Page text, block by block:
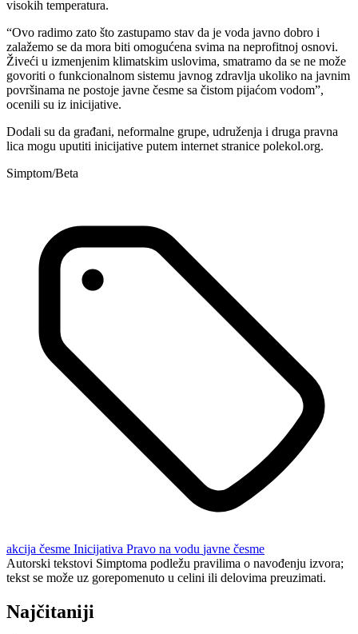
visokih temperatura.
“Ovo radimo zato što zastupamo stav da je voda javno dobro i
zalažemo se da mora biti omogućena svima na neprofitnoj osnovi.
Živeći u izmenjenim klimatskim uslovima, smatramo da se ne može
govoriti o funkcionalnom sistemu javnog zdravlja ukoliko na javnim
površinama ne postoje javne česme sa čistom pijaćom vodom”,
ocenili su iz inicijative.
Dodali su da građani, neformalne grupe, udruženja i druga pravna
lica mogu uputiti inicijative putem internet stranice polekol.org.
Simptom/Beta
akcija česme Inicijativa Pravo na vodu javne česme
Autorski tekstovi Simptoma podležu pravilima o navođenju izvora;
tekst se može uz gorepomenuto u celini ili delovima preuzimati.
Najčitaniji